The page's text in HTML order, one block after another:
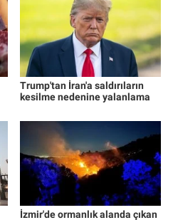
Trump'tan İran'a saldırıların
kesilme nedenine yalanlama
İzmir'de ormanlık alanda çıkan